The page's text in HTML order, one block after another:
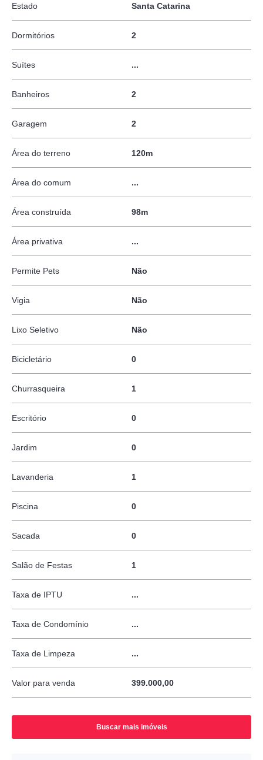
Estado Santa Catarina
Dormitórios 2
Suítes ...
Banheiros 2
Garagem 2
Área do terreno 120m
Área do comum ...
Área construída 98m
Área privativa ...
Permite Pets Não
Vigia Não
Lixo Seletivo Não
Bicicletário 0
Churrasqueira 1
Escritório 0
Jardim 0
Lavanderia 1
Piscina 0
Sacada 0
Salão de Festas 1
Taxa de IPTU ...
Taxa de Condomínio ...
Taxa de Limpeza ...
Valor para venda 399.000,00
Buscar mais imóveis